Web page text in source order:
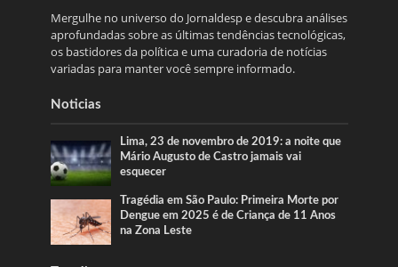
Mergulhe no universo do Jornaldesp e descubra análises
aprofundadas sobre as últimas tendências tecnológicas,
os bastidores da política e uma curadoria de notícias
variadas para manter você sempre informado.
Noticias
Lima, 23 de novembro de 2019: a noite que
Mário Augusto de Castro jamais vai
esquecer
Tragédia em São Paulo: Primeira Morte por
Dengue em 2025 é de Criança de 11 Anos
na Zona Leste